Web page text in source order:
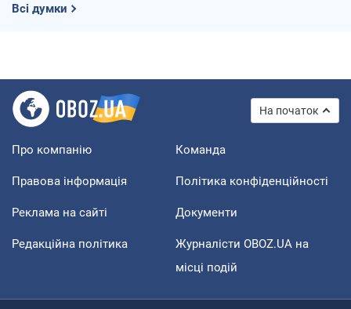
Всі думки
На початок
Про компанію Команда
Правова інформація Політика конфіденційності
Реклама на сайті Документи
Редакційна політика
Журналісти OBOZ.UA на
місці подій